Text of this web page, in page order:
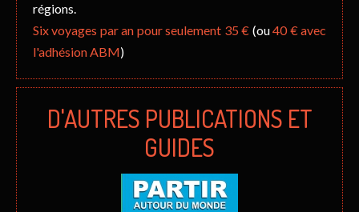
régions.
Six voyages par an pour seulement 35 € (ou40 € avec
l'adhésion ABM)
D'AUTRES PUBLICATIONS ET
GUIDES